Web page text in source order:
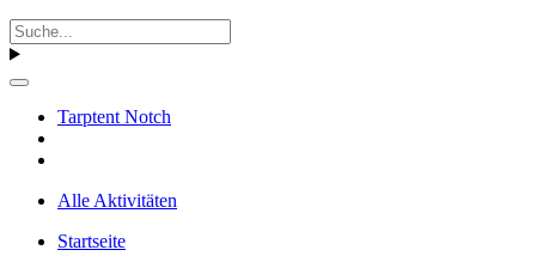
Tarptent Notch
Alle Aktivitäten
Startseite